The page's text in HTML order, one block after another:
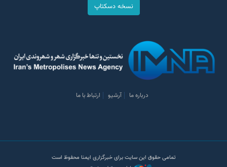
نسخه دسکتاپ
درباره ما آرشیو ارتباط با ما
تمامی حقوق این سایت برای خبرگزاری ایمنا محفوظ است